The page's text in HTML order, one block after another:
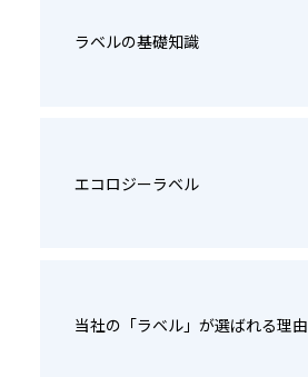
ラベルの基礎知識
エコロジーラベル
当社の「ラベル」が選ばれる理由